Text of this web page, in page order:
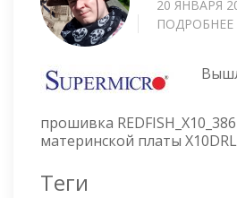
20 ЯНВАРЯ
ПОДРОБНЕЕ
I
прошивка
материнской платы
Теги